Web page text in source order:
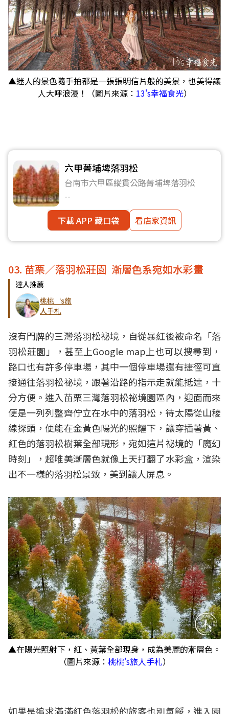
▲迷人的景色隨手拍都是一張張明信片般的美景，也美得讓
人大呼浪漫！（圖片來源： 13's幸福食光）
六甲菁埔埤落羽松
台南市六甲區縱貫公路菁埔埤落羽松
--
下載 APP 藏口袋
看店家資訊
03. 苗栗／落羽松莊園 漸層色系宛如水彩畫
達人推薦
桃桃‘s旅
人手札
沒有門牌的三灣落羽松祕境，自從暴紅後被命名「落
羽松莊園」，甚至上Google map上也可以搜尋到，
路口也有許多停車場，其中一個停車場還有捷徑可直
接通往落羽松祕境，跟著沿路的指示走就能抵達，十
分方便。進入苗栗三灣落羽松祕境園區內，迎面而來
便是一列列整齊佇立在水中的落羽松，待太陽從山稜
線探頭，便能在金黃色陽光的照耀下，讓穿插著黃、
紅色的落羽松樹葉全部現形，宛如這片祕境的「魔幻
時刻」，超唯美漸層色就像上天打翻了水彩盒，渲染
出不一樣的落羽松景致，美到讓人屏息。
▲在陽光照射下，紅、黃葉全部現身，成為美麗的漸層色。
（圖片來源： 桃桃's旅人手札）
如果是追求滿滿紅色落羽松的旅客也別氣餒，進入園